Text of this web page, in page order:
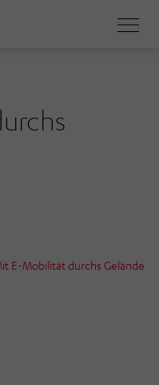
E-Mobilität durchs Gelände